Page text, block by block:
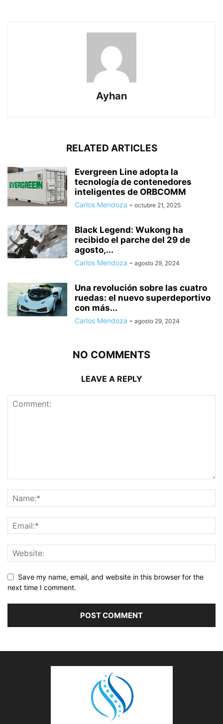
Ayhan
RELATED ARTICLES
Evergreen Line adopta la
tecnología de contenedores
inteligentes de ORBCOMM
Carlos Mendoza - octubre 21, 2025
Black Legend: Wukong ha
recibido el parche del 29 de
agosto,...
Carlos Mendoza - agosto 29, 2024
Una revolución sobre las cuatro
ruedas: el nuevo superdeportivo
con más...
Carlos Mendoza - agosto 29, 2024
NO COMMENTS
LEAVE A REPLY
Save my name, email, and website in this browser for the
next time I comment.